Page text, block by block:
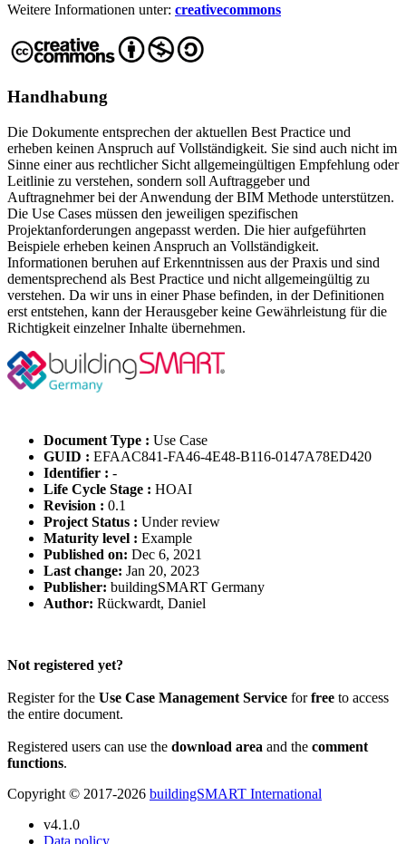
Weitere Informationen unter: creativecommons
Handhabung
Die Dokumente entsprechen der aktuellen Best Practice und
erheben keinen Anspruch auf Vollständigkeit. Sie sind auch nicht im
Sinne einer aus rechtlicher Sicht allgemeingültigen Empfehlung oder
Leitlinie zu verstehen, sondern soll Auftraggeber und
Auftragnehmer bei der Anwendung der BIM Methode unterstützen.
Die Use Cases müssen den jeweiligen spezifischen
Projektanforderungen angepasst werden. Die hier aufgeführten
Beispiele erheben keinen Anspruch an Vollständigkeit.
Informationen beruhen auf Erkenntnissen aus der Praxis und sind
dementsprechend als Best Practice und nicht allgemeingültig zu
verstehen. Da wir uns in einer Phase befinden, in der Definitionen
erst entstehen, kann der Herausgeber keine Gewährleistung für die
Richtigkeit einzelner Inhalte übernehmen.
Document Type : Use Case
GUID : EFAAC841-FA46-4E48-B116-0147A78ED420
Identifier : -
Life Cycle Stage : HOAI
Revision : 0.1
Project Status : Under review
Maturity level : Example
Published on: Dec 6, 2021
Last change: Jan 20, 2023
Publisher: buildingSMART Germany
Author: Rückwardt, Daniel
Not registered yet?
Register for the Use Case Management Service forfree to access
the entire document.
Registered users can use the download area and the comment
functions.
Copyright © 2017-2026 buildingSMART International
v4.1.0